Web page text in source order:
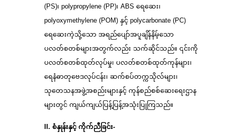
(PS)၊ polypropylene (PP)၊ ABS ရေဆေး၊
polyoxymethylene (POM) နှင့် polycarbonate (PC)
ရေဆေးကဲ့သို့သော အရည်ပျော်အပူချိန်နိမ့်သော
ပလတ်စတစ်များအတွက်လည်း သက်ဆိုင်သည်။ ၎င်းကို
ပလတ်စတစ်ထုတ်လုပ်မှု၊ ပလတ်စတစ်ထုတ်ကုန်များ၊
ရေနံဓာတုဗေဒလုပ်ငန်း၊ ဆက်စပ်တက္ကသိုလ်များ၊
သုတေသနအဖွဲ့အစည်းများနှင့် ကုန်စည်စစ်ဆေးရေးဌာန
များတွင် ကျယ်ကျယ်ပြန့်ပြန့်အသုံးပြုကြသည်။
II. စံနှုန်းနှင့် ကိုက်ညီခြင်း-